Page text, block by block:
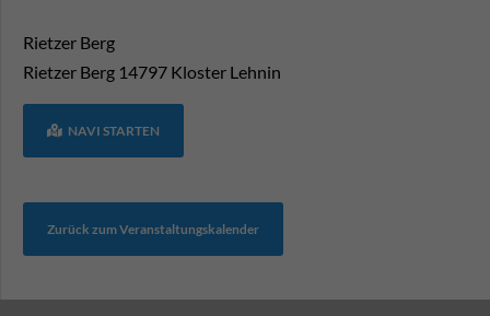
Rietzer Berg
Rietzer Berg 14797 Kloster Lehnin
NAVI STARTEN
Zurück zum Veranstaltungskalender